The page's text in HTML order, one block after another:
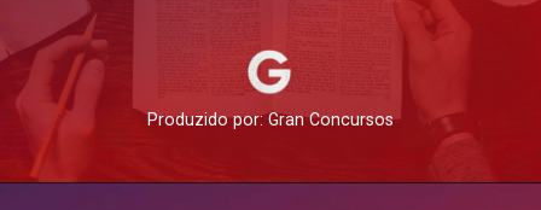
Produzido por: Gran Concursos